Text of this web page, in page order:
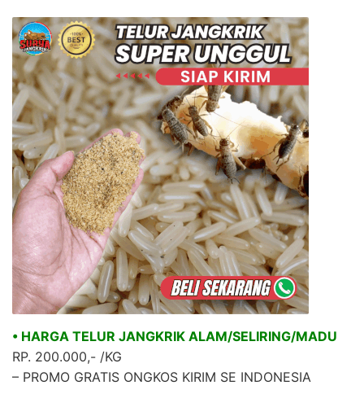
• HARGA TELUR JANGKRIK ALAM/SELIRING/MADU
RP. 200.000,- /KG
– PROMO GRATIS ONGKOS KIRIM SE INDONESIA